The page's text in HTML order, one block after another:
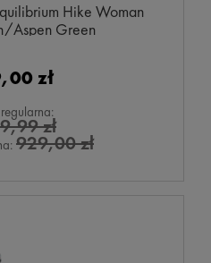
Hike Woman
Aspen Green
zł
zł
929,00 zł